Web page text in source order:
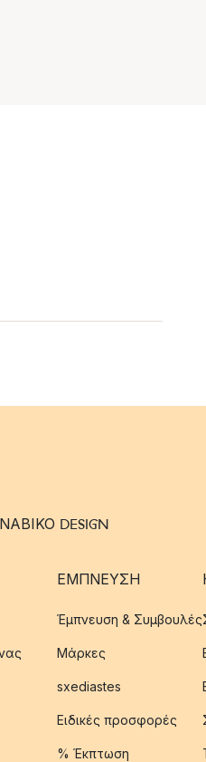
DESIGN
ΈΜΠΝΕΥΣΗ
Έμπνευση & Συμβουλές
Μάρκες
sxediastes
Ειδικές προσφορές
% Έκπτωση